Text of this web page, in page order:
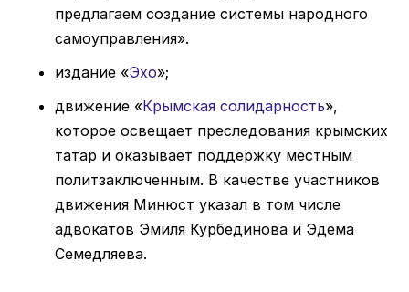
предлагаем создание системы народного
самоуправления».
издание «Эхо»;
движение «Крымская солидарность»,
которое освещает преследования крымских
татар и оказывает поддержку местным
политзаключенным. В качестве участников
движения Минюст указал в том числе
адвокатов Эмиля Курбединова и Эдема
Семедляева.